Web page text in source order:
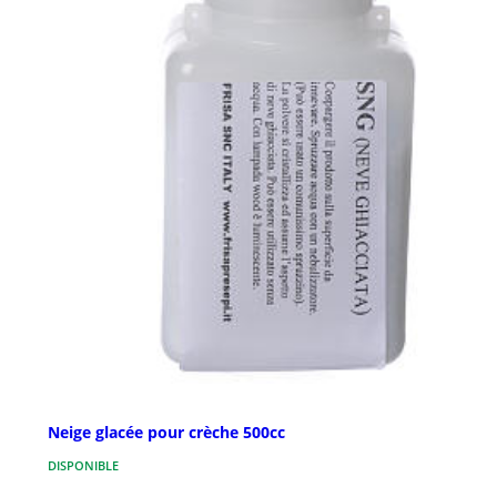
Neige glacée pour crèche 500cc
DISPONIBLE